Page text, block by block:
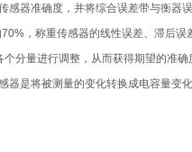
器准确度，并将综合误差带与衡
，称重传感器的线性误差、滞后
分量进行调整，从而获得期望的准确
是将被测量的变化转换成电容量变